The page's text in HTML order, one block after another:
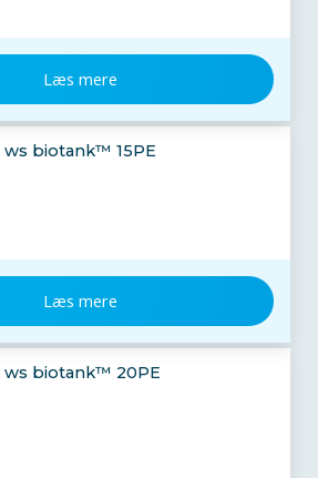
Læs mere
ws biotank™ 15PE
Læs mere
ws biotank™ 20PE